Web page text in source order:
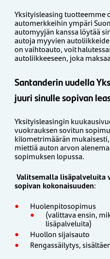
Yksityisleasing tuotteemme
automerkkeihin ympäri
automyyjän kanssa löytää
autoja myyvien
on vaihtoauto, voit
autoliikkeeseen, joka
Santanderin uudella
juuri sinulle sopivan
Yksityisleasingin
vuokrauksen sovitun
kilometrimäärän
miettiä auton arvon
sopimuksen lopussa.
Valitsemalla
sopivan kokonaisuuden:
Huolenpitosopimus
(valittava ensin,
lisäpalveluita)
Huollon sijaisauto
Rengassäilytys,